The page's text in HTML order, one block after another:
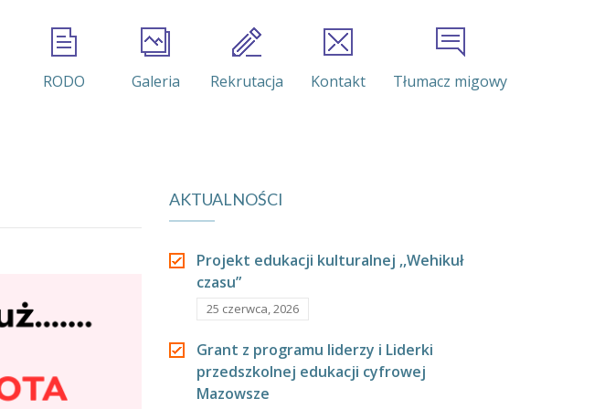
RODO Galeria Rekrutacja Kontakt Tłumacz migowy
AKTUALNOŚCI
Projekt edukacji kulturalnej ,,Wehikuł
czasu”
25 czerwca, 2026
Grant z programu liderzy i Liderki
przedszkolnej edukacji cyfrowej
Mazowsze